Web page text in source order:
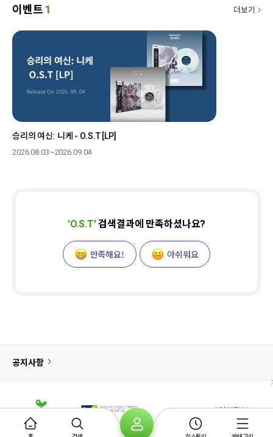
이벤트 1 더보기
승리의 여신: 니케 - O.S.T [LP]
2026.08.03~2026.09.04
'O.S.T'검색결과에 만족하셨나요?
만족해요! 아쉬워요
공지사항
사업자정보